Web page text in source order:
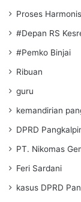
Proses
#Depan RS
#Pemko Binjai
Ribuan
guru
kemandirian
DPRD
PT. Nikomas
Feri Sardani
kasus DPRD